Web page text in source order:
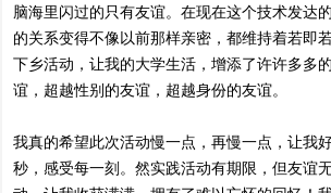
脑海里闪过的只有友谊。在现在这个技术发达
的关系变得不像以前那样亲密，都维持着若即
下乡活动，让我的大学生活，增添了许许多多
谊，超越性别的友谊，超越身份的友谊。
我真的希望此次活动慢一点，再慢一点，让我
秒，感受每一刻。然实践活动有期限，但友谊